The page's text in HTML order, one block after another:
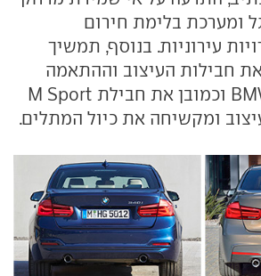
ומערכת בלימת חירום
עירוניות. בנוסף, תמשיך
חבילות העיצוב וההתאמה
האישית BMW Lines וכמובן את חבילת M Sport
ומקשיחה את כיול המתלים.